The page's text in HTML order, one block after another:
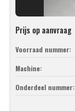
Prijs op aanvraag
Voorraad nummer:
Machine:
Onderdeel nummer: